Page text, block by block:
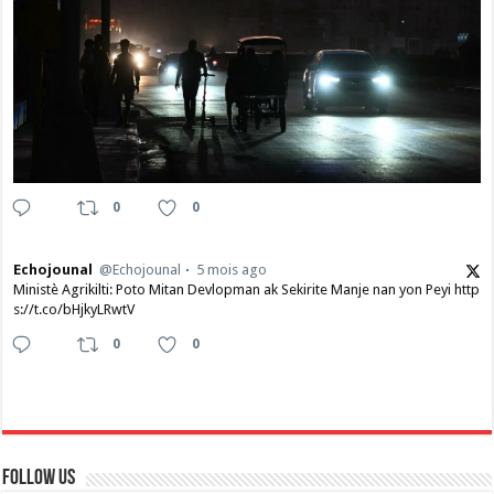
0 0
Echojounal @Echojounal
5 mois ago
Ministè Agrikilti: Poto Mitan Devlopman ak Sekirite Manje nan yon Peyi http
s://t.co/bHjkyLRwtV
0 0
Follow Us